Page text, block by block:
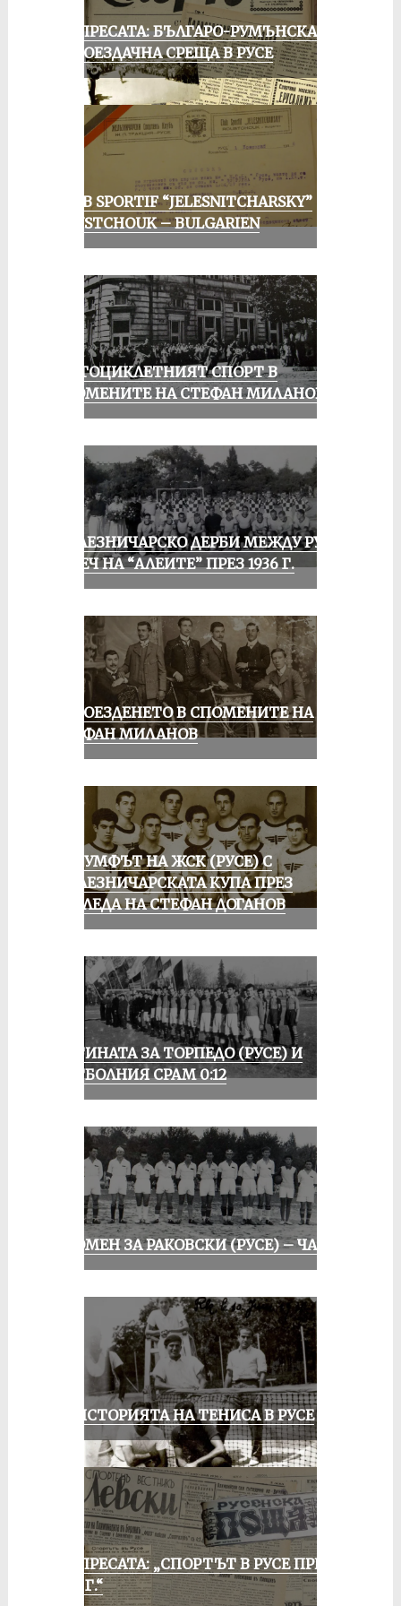
ОТ ПРЕСАТА: БЪЛГАРО-РУМЪНСКА
КОЛОЕЗДАЧНА СРЕЩА В РУСЕ
CLUB SPORTIF “JELESNITCHARSKY”
ROUSTCHOUK – BULGARIEN
МОТОЦИКЛЕТНИЯТ СПОРТ В
СПОМЕНИТЕ НА СТЕФАН МИЛАНОВ
ЖЕЛЕЗНИЧАРСКО ДЕРБИ МЕЖДУ РУСЕ
И ПЕЧ НА “АЛЕИТЕ” ПРЕЗ 1936 Г.
КОЛОЕЗДЕНЕТО В СПОМЕНИТЕ НА
СТЕФАН МИЛАНОВ
ТРИУМФЪТ НА ЖСК (РУСЕ) С
ЖЕЛЕЗНИЧАРСКАТА КУПА ПРЕЗ
ПОГЛЕДА НА СТЕФАН ДОГАНОВ
ИСТИНАТА ЗА ТОРПЕДО (РУСЕ) И
ФУТБОЛНИЯ СРАМ 0:12
СПОМЕН ЗА РАКОВСКИ (РУСЕ) – ЧАСТ I
ЗА ИСТОРИЯТА НА ТЕНИСА В РУСЕ
ОТ ПРЕСАТА: „СПОРТЪТ В РУСЕ ПРЕЗ
1935 Г.“